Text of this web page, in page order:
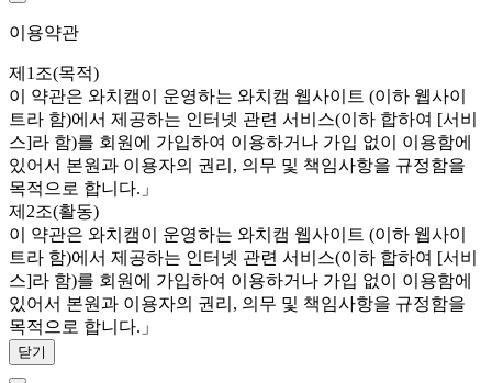
이용약관
제1조(목적)
이 약관은 와치캠이 운영하는 와치캠 웹사이트 (이하 웹사이
트라 함)에서 제공하는 인터넷 관련 서비스(이하 합하여 [서비
스]라 함)를 회원에 가입하여 이용하거나 가입 없이 이용함에
있어서 본원과 이용자의 권리, 의무 및 책임사항을 규정함을
목적으로 합니다.」
제2조(활동)
이 약관은 와치캠이 운영하는 와치캠 웹사이트 (이하 웹사이
트라 함)에서 제공하는 인터넷 관련 서비스(이하 합하여 [서비
스]라 함)를 회원에 가입하여 이용하거나 가입 없이 이용함에
있어서 본원과 이용자의 권리, 의무 및 책임사항을 규정함을
목적으로 합니다.」
닫기